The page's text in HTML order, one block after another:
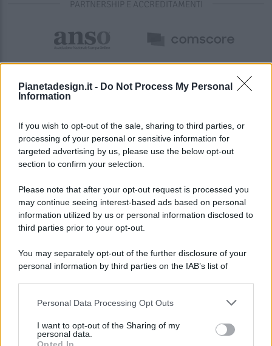
Pianetadesign.it - Do Not Process My Personal
Information
If you wish to opt-out of the sale, sharing to third parties, or
processing of your personal or sensitive information for
targeted advertising by us, please use the below opt-out
section to confirm your selection.
Please note that after your opt-out request is processed you
may continue seeing interest-based ads based on personal
information utilized by us or personal information disclosed to
third parties prior to your opt-out.
You may separately opt-out of the further disclosure of your
personal information by third parties on the IAB’s list of
This information may also be disclosed by us to third parties
disclose it to other third parties.
Personal Data Processing Opt Outs
I want to opt-out of the Sharing of my
personal data.
PARTNERSHIP E ACCREDITAMENTI
© 2026 - Pianeta Design - P.IVA 04827280654 - Testata
Registrata Al Tribunale Di Nocera Inferiore N. 8/2020 - RG N.
ISCRIZIONE AL ROC N. 35792 – ISCRITTA ALL’ANSO
(ASSOCIAZIONE NAZIONALE STAMPA ONLINE)
PREFERENZE PRIVACY